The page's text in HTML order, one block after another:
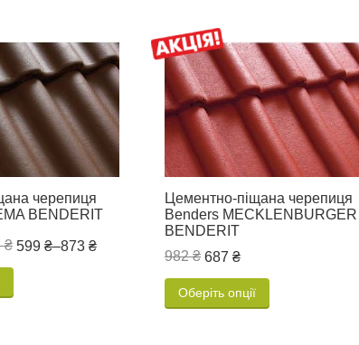
черепиця
BENDERIT
₴ 599 ₴–873 ₴
Цементно-піщана черепиця
Benders MECKLENBURGER
BENDERIT
982 ₴ 687 ₴
Оберіть опції